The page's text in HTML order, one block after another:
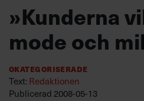
Utbildning för
Chefakademin+
Populära
»Kunderna
mode och
Okategoriserade
Text:Redaktionen
Publicerad 2008-05-13